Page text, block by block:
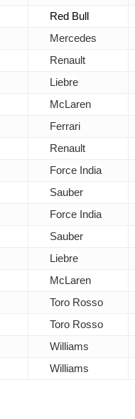
Red Bull
Mercedes
Renault
Liebre
McLaren
Ferrari
Renault
Force India
Sauber
Force India
Sauber
Liebre
McLaren
Toro Rosso
Toro Rosso
Williams
Williams